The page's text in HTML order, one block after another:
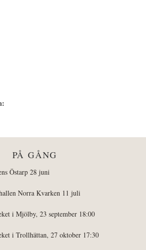
PÅ GÅNG
Östarp 28 juni
Norra Kvarken 11 juli
i Mjölby, 23 september 18:00
i Trollhättan, 27 oktober 17:30